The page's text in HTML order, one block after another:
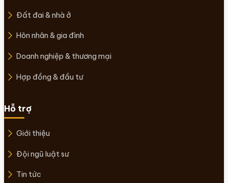
Đất đai & nhà ở
Hôn nhân & gia đình
Doanh nghiệp & thương mại
Hợp đồng & đầu tư
Hỗ trợ
Giới thiệu
Đội ngũ luật sư
Tin tức